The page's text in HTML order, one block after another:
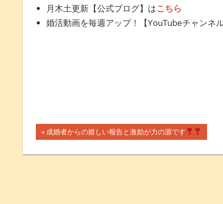
月木土更新【公式ブログ】はこちら
婚活動画を毎週アップ！【YouTubeチャンネ
投
前
記
成婚者からの嬉しい報告と激励が力の源です